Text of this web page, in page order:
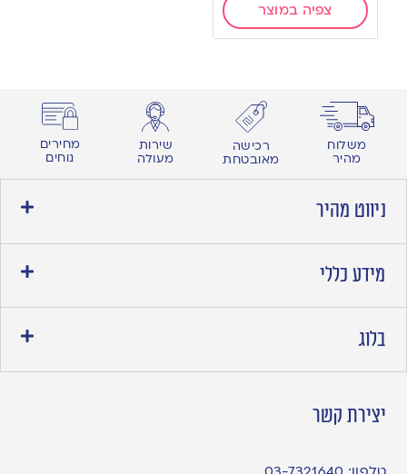
צפיה במוצר
משלוח
מהיר
רכישה
מאובטחת
שירות
מעולה
מחירים
נוחים
ניווט מהיר
מידע כללי
בלוג
יצירת קשר